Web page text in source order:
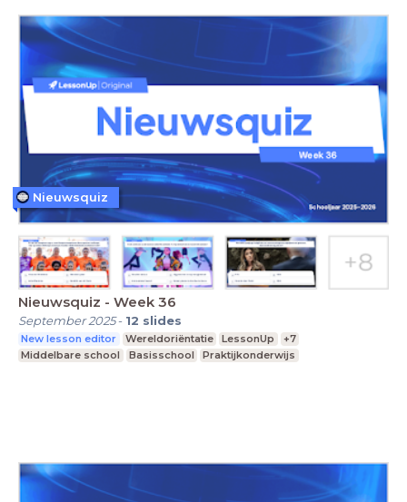
Nieuwsquiz - Week 36
September 2025- 12 slides
New lesson editor Wereldoriëntatie LessonUp
+7
Middelbare school
Basisschool Praktijkonderwijs
Nieuwsquiz